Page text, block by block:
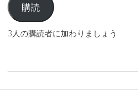
購読
3人の購読者に加わりましょう